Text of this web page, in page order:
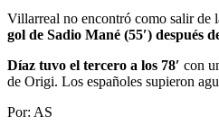
Villarreal no encontró como salir de
gol de Sadio Mané (55′) después
Díaz tuvo el tercero a los 78′ con
de Origi. Los españoles supieron
Por: AS